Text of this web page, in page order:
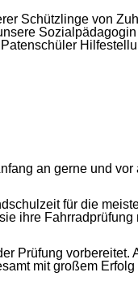
Schützlinge von
an gerne und
für die
ihre
Prüfung vorbereitet.
mit großem Erfolg